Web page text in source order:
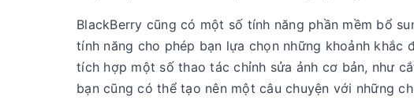
BlackBerry cũng có một số tính năng phần mềm bổ
tính năng cho phép bạn lựa chọn những khoảnh
tích hợp một số thao tác chỉnh sửa ảnh cơ bản, như
bạn cũng có thể tạo nên một câu chuyện với những